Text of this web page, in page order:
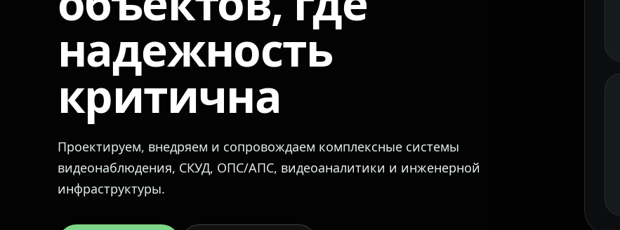
надежность
критична
Проектируем, внедряем и сопровождаем комплексные системы
видеонаблюдения, СКУД, ОПС/АПС, видеоаналитики и инженерной
инфраструктуры.